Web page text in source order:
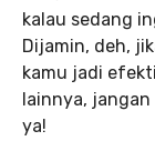
kalau sedang
Dijamin, deh,
kamu jadi
lainnya,
ya!